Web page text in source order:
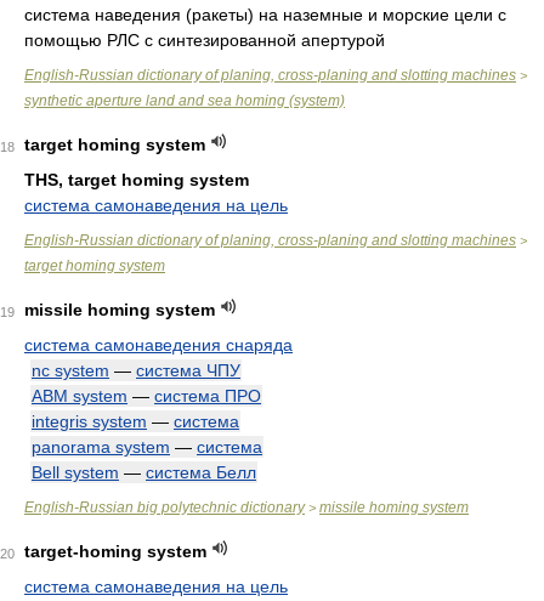
система наведения (ракеты) на наземные и морские цели с
помощью РЛС с синтезированной апертурой
English-Russian dictionary of planing, cross-planing and slotting machines >
synthetic aperture land and sea homing (system)
18
target homing system
THS, target homing system
система самонаведения на цель
English-Russian dictionary of planing, cross-planing and slotting machines >
target homing system
19
missile homing system
система самонаведения снаряда
nc system — система ЧПУ
ABM system — система ПРО
integris system — система
panorama system — система
Bell system — система Белл
English-Russian big polytechnic dictionary> missile homing system
20
target-homing system
система самонаведения на цель